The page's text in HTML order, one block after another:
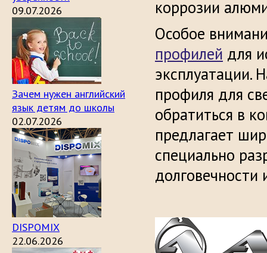
09.07.2026
Зачем нужен английский
язык детям до школы
02.07.2026
DISPOMIX
22.06.2026
коррозии
Особое
профилей для
эксплуатации.
профиля для
обратиться в
предлагает
специально
долговечности